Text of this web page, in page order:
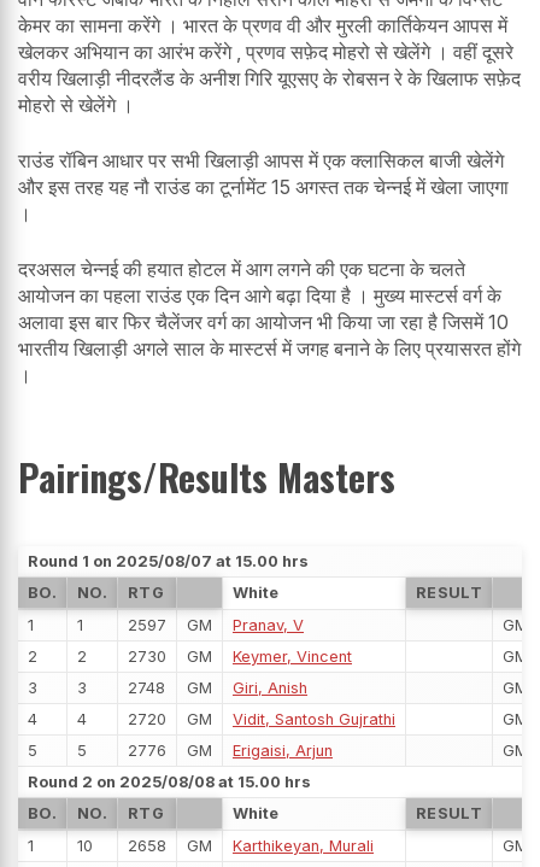
केमर का सामना करेंगे । भारत के प्रणव वी और मुरली कार्तिकेयन आपस में
खेलकर अभियान का आरंभ करेंगे , प्रणव सफ़ेद मोहरो से खेलेंगे । वहीं दूसरे
वरीय खिलाड़ी नीदरलैंड के अनीश गिरि यूएसए के रोबसन रे के खिलाफ सफ़ेद
मोहरो से खेलेंगे ।
राउंड रॉबिन आधार पर सभी खिलाड़ी आपस में एक क्लासिकल बाजी खेलेंगे
और इस तरह यह नौ राउंड का टूर्नामेंट 15 अगस्त तक चेन्नई में खेला जाएगा
।
दरअसल चेन्नई की हयात होटल में आग लगने की एक घटना के चलते
आयोजन का पहला राउंड एक दिन आगे बढ़ा दिया है । मुख्य मास्टर्स वर्ग के
अलावा इस बार फिर चैलेंजर वर्ग का आयोजन भी किया जा रहा है जिसमें 10
भारतीय खिलाड़ी अगले साल के मास्टर्स में जगह बनाने के लिए प्रयासरत होंगे
।
Pairings/Results Masters
Round 1 on 2025/08/07 at 15.00 hrs
BO.
NO. RTG White
RESULT
1
1 2597 GM Pranav, V
GM
2
2 2730 GM Keymer, Vincent
GM
3
3 2748 GM Giri, Anish
GM
4
4 2720 GM Vidit, Santosh Gujrathi
GM
5
5 2776 GM Erigaisi, Arjun
GM
Round 2 on 2025/08/08 at 15.00 hrs
BO.
NO. RTG White
RESULT
1
10 2658 GM Karthikeyan, Murali GM